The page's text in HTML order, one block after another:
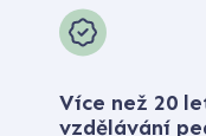
Více než 20
vzdělávání